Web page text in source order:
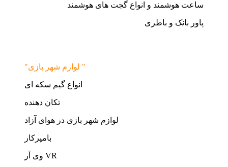
ساعت هوشمند و انواع گجت های هوشمند
پاور بانک و باطری
"لوازم شهر بازی "
انواع گیم سکه ای
تکان دهنده
لوازم شهر بازی در هوای آزاد
بامپرکار
وی آر VR